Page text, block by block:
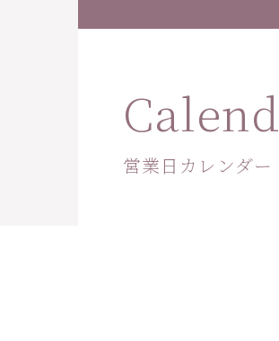
営業日カレンダー